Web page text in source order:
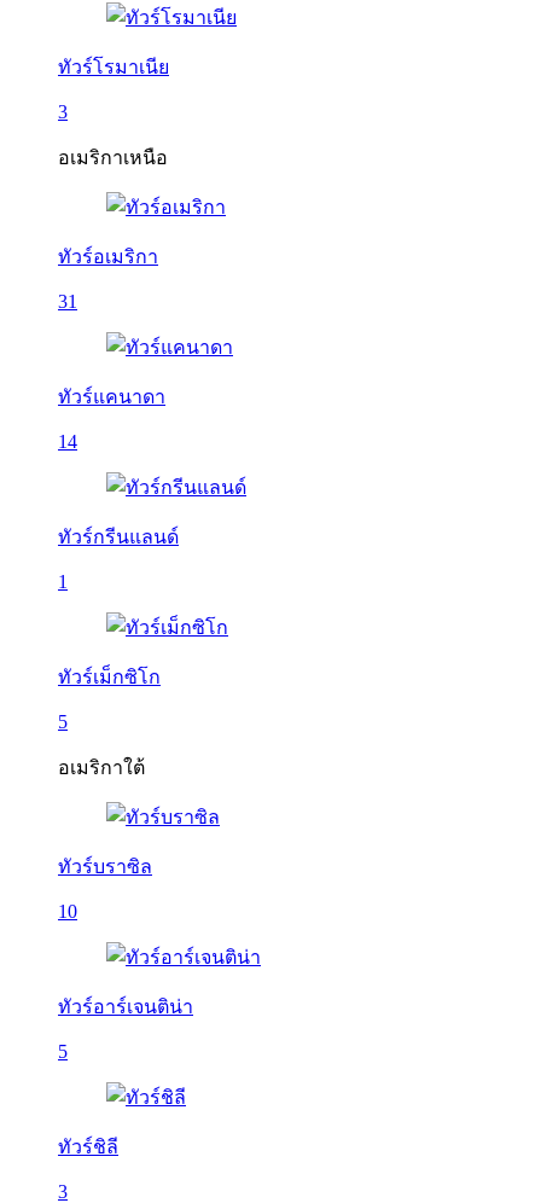
ทัวร์โรมาเนีย
3
อเมริกาเหนือ
ทัวร์อเมริกา
31
ทัวร์แคนาดา
14
ทัวร์กรีนแลนด์
1
ทัวร์เม็กซิโก
5
อเมริกาใต้
ทัวร์บราซิล
10
ทัวร์อาร์เจนติน่า
5
ทัวร์ชิลี
3